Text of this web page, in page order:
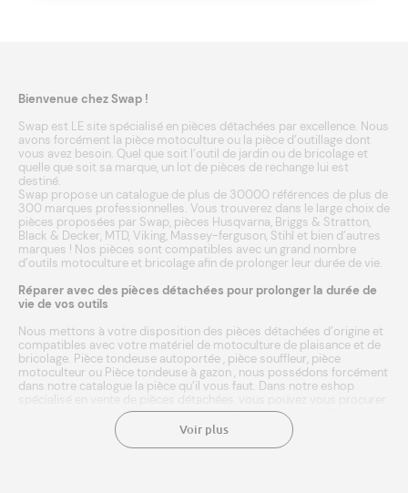
Bienvenue chez Swap !
Swap est LE site spécialisé en pièces détachées par excellence. Nous
avons forcément la pièce motoculture ou la pièce d’outillage dont
vous avez besoin. Quel que soit l’outil de jardin ou de bricolage et
quelle que soit sa marque, un lot de pièces de rechange lui est
destiné.
Swap propose un catalogue de plus de 30000 références de plus de
300 marques professionnelles. Vous trouverez dans le large choix de
pièces proposées par Swap, pièces Husqvarna, Briggs & Stratton,
Black & Decker, MTD,Viking, Massey-ferguson, Stihl et bien d’autres
marques ! Nos pièces sont compatibles avec un grand nombre
d’outils motoculture et bricolage afin de prolonger leur durée de vie.
Réparer avec des pièces détachées pour prolonger la durée de
vie de vos outils
Nous mettons à votre disposition des pièces détachées d’origine et
compatibles avec votre matériel de motoculture de plaisance et de
bricolage. Pièce tondeuse autoportée , pièce souffleur, pièce
motoculteur ou Pièce tondeuse à gazon , nous possédons forcément
dans notre catalogue la pièce qu’il vous faut. Dans notre eshop
spécialisé en vente de pièces détachées, vous pouvez vous procurer
les pièces neuves adéquates et compatibles à votre outil. Entrez
simplement la marque ou référence de votre matériel agricole, et
laissez notre moteur de recherche faire le reste ! Une fois
Voir plus